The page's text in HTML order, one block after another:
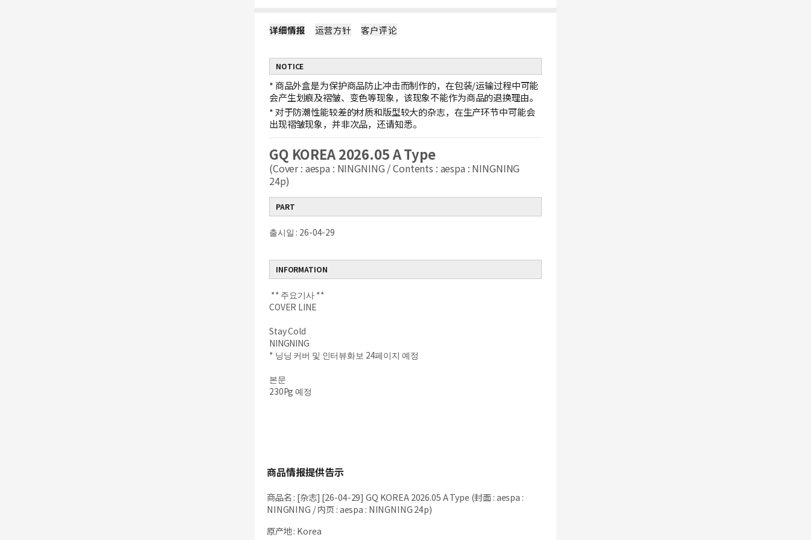
详细情报 运营方针 客户评论
NOTICE
* 商品外盒是为保护商品防止冲击而制作的，在包装/运输过程中可能
会产生划痕及褶皱、变色等现象，该现象不能作为商品的退换理由。
*对于防潮性能较差的材质和版型较大的杂志，在生产环节中可能会
出现褶皱现象，并非次品，还请知悉。
GQ KOREA 2026.05 A Type
(Cover : aespa : NINGNING / Contents : aespa : NINGNING
24p)
PART
출시일 : 26-04-29
INFORMATION
** 주요기사 **
COVER LINE
Stay Cold
NINGNING
* 닝닝 커버 및 인터뷰화보 24페이지 예정
본문
230Pg 예정
商品情报提供告示
商品名: [杂志] [26-04-29] GQ KOREA 2026.05 A Type (封面 : aespa :
NINGNING / 内页 : aespa : NINGNING 24p)
原产地: Korea